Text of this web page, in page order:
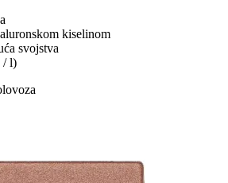
kiselinom
svojstva
/ l)